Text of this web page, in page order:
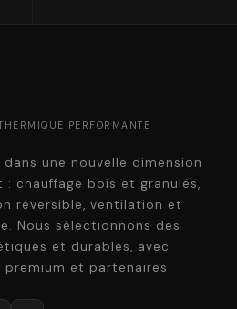
PERFORMANTE
une nouvelle dimension
chauffage bois et granulés,
réversible, ventilation et
Nous sélectionnons des
et durables, avec
et partenaires